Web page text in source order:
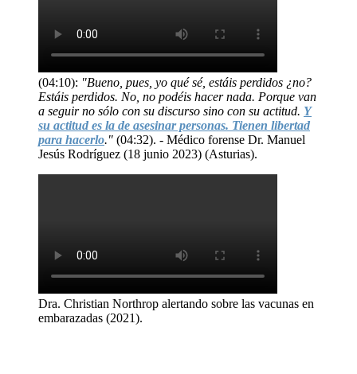
(04:10): "Bueno, pues, yo qué sé, estáis perdidos ¿no?
Estáis perdidos. No, no podéis hacer nada. Porque van
a seguir no sólo con su discurso sino con su actitud. Y
su actitud es la de asesinar personas. Tienen libertad
para hacerlo." (04:32). - Médico forense Dr. Manuel
Jesús Rodríguez (18 junio 2023) (Asturias).
Dra. Christian Northrop alertando sobre las vacunas en
embarazadas (2021).